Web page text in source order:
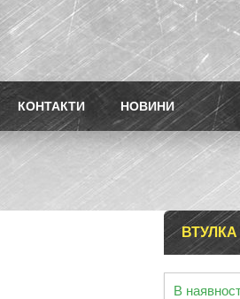
КОНТАКТИ НОВИНИ
ВТУЛКА
В